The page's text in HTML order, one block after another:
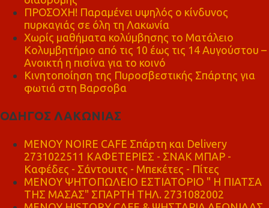
ΠΡΟΣΟΧΗ! Παραμένει υψηλός ο κίνδυνος
πυρκαγιάς σε όλη τη Λακωνία
Χωρίς μαθήματα κολύμβησης το Ματάλειο
Κολυμβητήριο από τις 10 έως τις 14 Αυγούστου –
Ανοικτή η πισίνα για το κοινό
Κινητοποίηση της Πυροσβεστικής Σπάρτης για
φωτιά στη Βαρσοβα
ΟΔΗΓΟΣ ΛΑΚΩΝΙΑΣ
MENOY NOIRE CAFE Σπάρτη και Delivery
2731022511 ΚΑΦΕΤΕΡΙΕΣ - ΣΝΑΚ ΜΠΑΡ -
Καφέδες - Σάντουιτς - Μπεκέτες - Πίτες
ΜΕΝΟΥ ΨΗΤΟΠΩΛΕΙΟ ΕΣΤΙΑΤΟΡΙΟ " Η ΠΙΑΤΣΑ
ΤΗΣ ΜΑΣΑΣ" ΣΠΑΡΤΗ ΤΗΛ. 2731082002